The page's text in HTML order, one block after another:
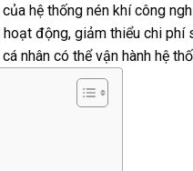
hệ thống nén khí công
động, giảm thiểu chi
nhân có thể vận hành hệ